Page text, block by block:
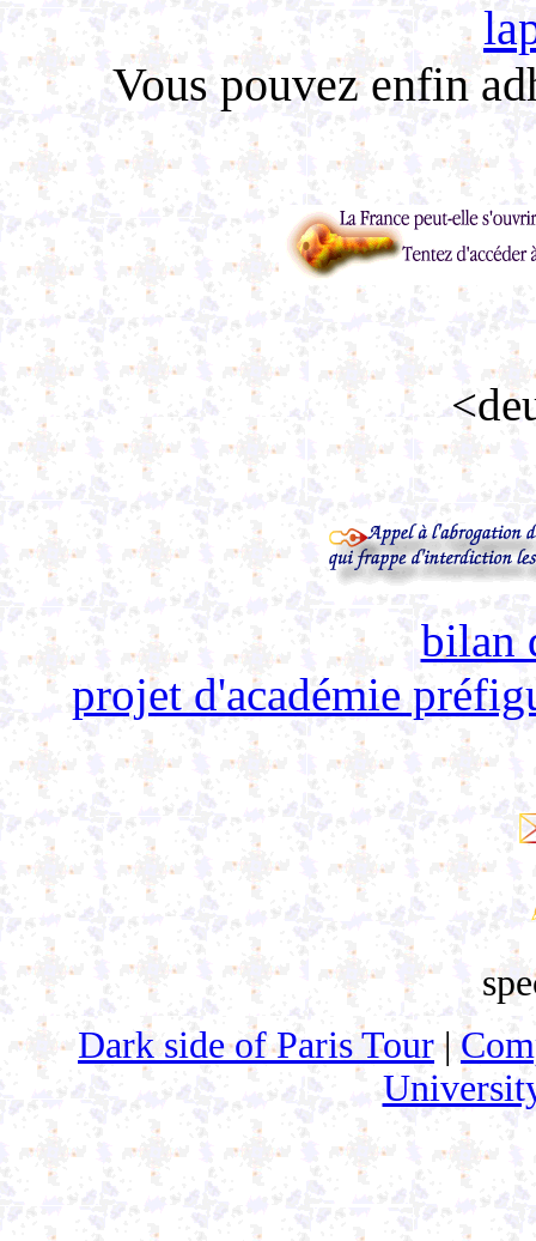
Vous pouvez enfin
bilan
projet d'académie
Dark side of Paris Tour |